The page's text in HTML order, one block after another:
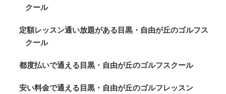
クール
定額レッスン通い放題がある目黒・自由が丘のゴルフス
クール
都度払いで通える目黒・自由が丘のゴルフスクール
安い料金で通える目黒・自由が丘のゴルフレッスン